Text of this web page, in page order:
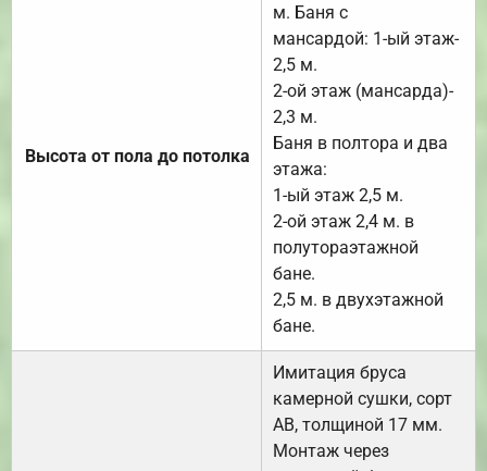
Высота от пола до потолка
м. Баня с
мансардой: 1-ый этаж-
2,5 м.
2-ой этаж (мансарда)-
2,3 м.
Баня в полтора и два
этажа:
1-ый этаж 2,5 м.
2-ой этаж 2,4 м. в
полутораэтажной
бане.
2,5 м. в двухэтажной
бане.
Имитация бруса
камерной сушки, сорт
АВ, толщиной 17 мм.
Монтаж через